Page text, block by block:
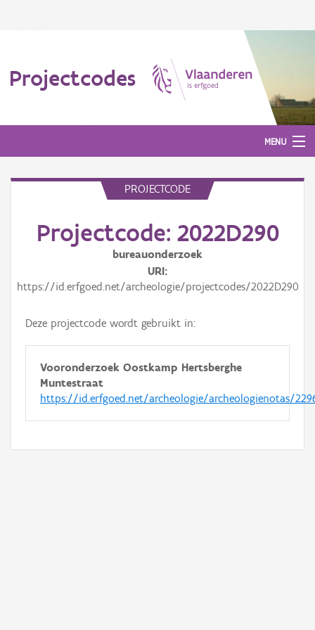
Projectcodes
MENU
PROJECTCODE
Projectcode: 2022D290
bureauonderzoek
URI
https://id.erfgoed.net/archeologie/projectcodes/2022D290
Deze projectcode wordt gebruikt in:
Vooronderzoek Oostkamp Hertsberghe
Muntestraat
https://id.erfgoed.net/archeologie/archeologienotas/